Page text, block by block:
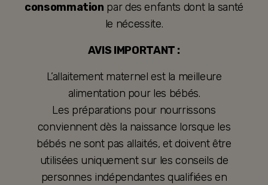
consommation par des enfants dont la santé
le nécessite.
AVIS IMPORTANT :
L’allaitement maternel est la meilleure
alimentation pour les bébés.
Les préparations pour nourrissons
conviennent dès la naissance lorsque les
bébés ne sont pas allaités, et doivent être
utilisées uniquement sur les conseils de
personnes indépendantes qualifiées en